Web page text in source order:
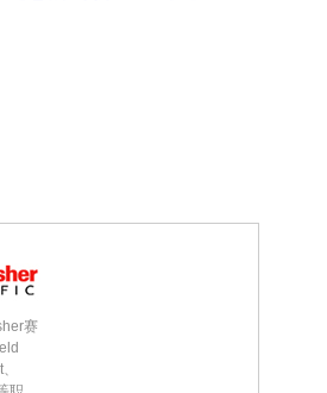
0.1 pM–20 nM与20
拓展至其他靶标分析物
磁分离实现裸眼比色读
噪比。该工作证明了
赛